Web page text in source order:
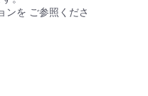
ンを ご参照くださ